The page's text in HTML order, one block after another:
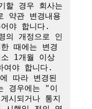
할 경우 회사는
약관 변경내용
야 합니다.
의 개정으로 인
때에는 변경
1개월 이상
여야 합니다.
따라 변경된
경우에는 "이
시되거나 통지